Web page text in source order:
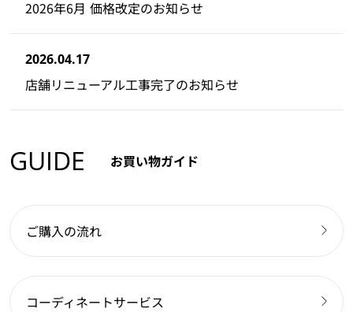
2026年6月 価格改定のお知らせ
2026.04.17
店舗リニューアル工事完了のお知らせ
GUIDE お買い物ガイド
ご購入の流れ
コーディネートサービス